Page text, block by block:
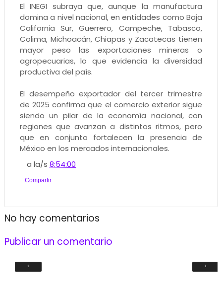
El INEGI subraya que, aunque la manufactura
domina a nivel nacional, en entidades como Baja
California Sur, Guerrero, Campeche, Tabasco,
Colima, Michoacán, Chiapas y Zacatecas tienen
mayor peso las exportaciones mineras o
agropecuarias, lo que evidencia la diversidad
productiva del país.
El desempeño exportador del tercer trimestre
de 2025 confirma que el comercio exterior sigue
siendo un pilar de la economía nacional, con
regiones que avanzan a distintos ritmos, pero
que en conjunto fortalecen la presencia de
México en los mercados internacionales.
a la/s8:54:00
Compartir
No hay comentarios
Publicar un comentario
‹ ›